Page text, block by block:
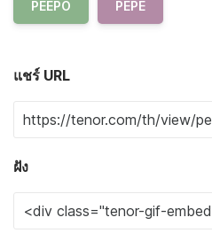
PEEPO PEPE
แชร์ URL
ฝัง